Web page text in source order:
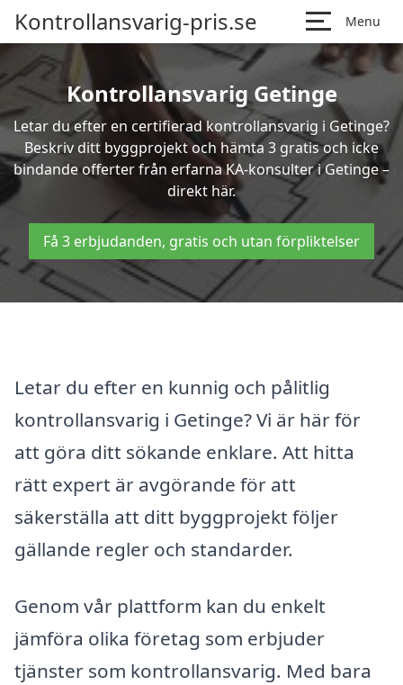
Kontrollansvarig-pris.se Menu
Kontrollansvarig Getinge
Letar du efter en certifierad kontrollansvarig i Getinge?
Beskriv ditt byggprojekt och hämta 3 gratis och icke
bindande offerter från erfarna KA-konsulter i Getinge –
direkt här.
Få 3 erbjudanden, gratis och utan förpliktelser
Letar du efter en kunnig och pålitlig
kontrollansvarig i Getinge? Vi är här för
att göra ditt sökande enklare. Att hitta
rätt expert är avgörande för att
säkerställa att ditt byggprojekt följer
gällande regler och standarder.
Genom vår plattform kan du enkelt
jämföra olika företag som erbjuder
tjänster som kontrollansvarig. Med bara